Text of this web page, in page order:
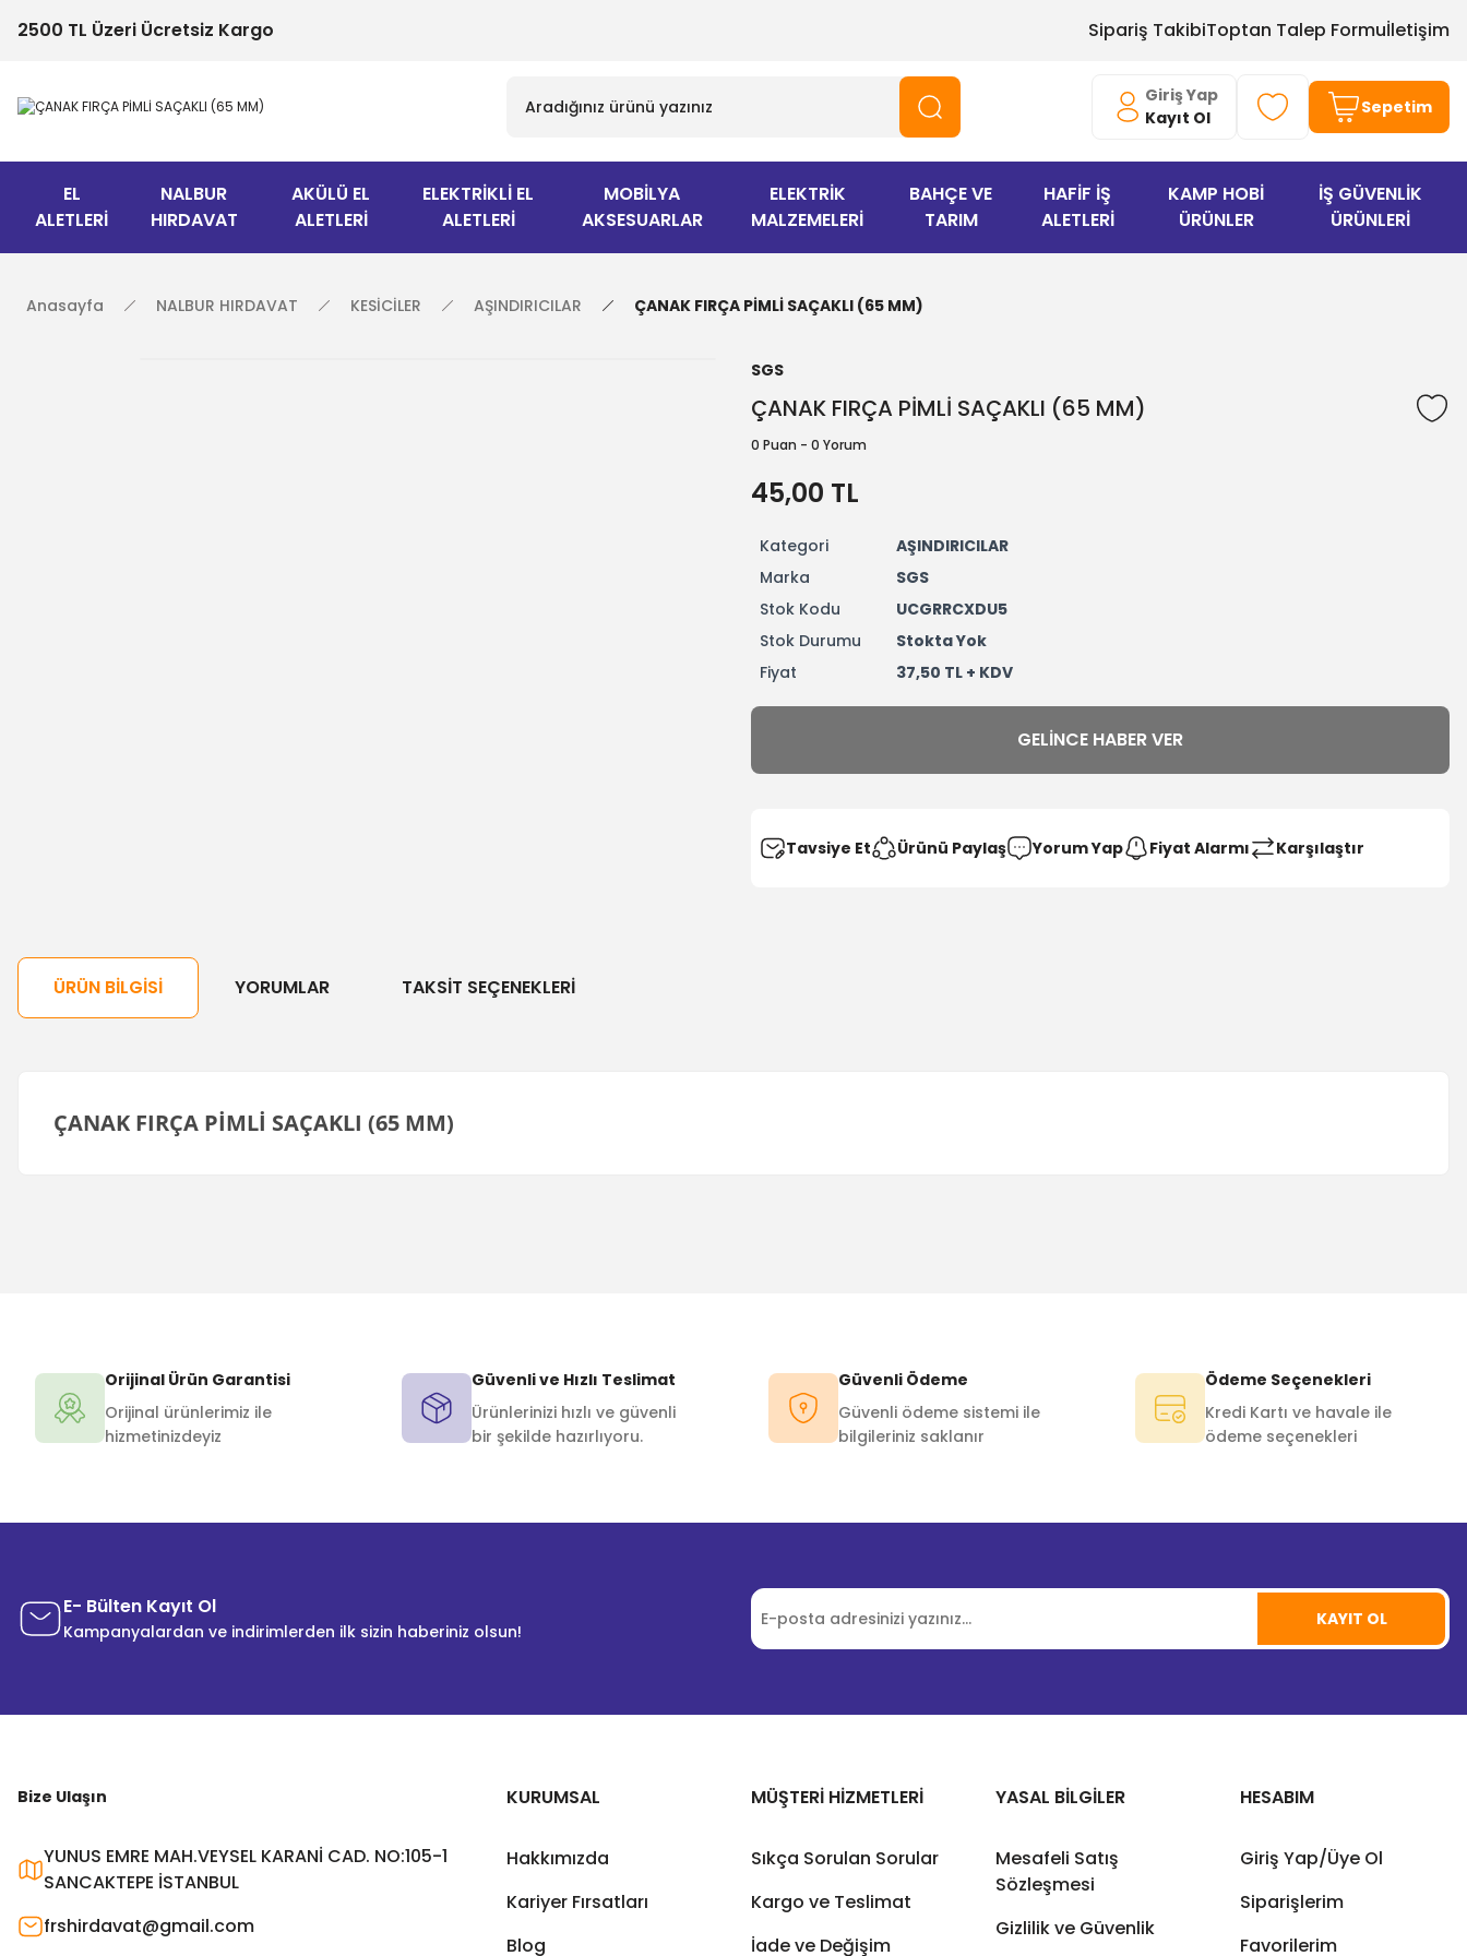
2500 TL Üzeri Ücretsiz Kargo Sipariş TakibiToptan Talep Formuİletişim
Giriş Yap
Kayıt Ol
Sepetim
EL
ALETLERİ
NALBUR
HIRDAVAT
AKÜLÜ EL
ALETLERİ
ELEKTRİKLİ EL
ALETLERİ
MOBİLYA
AKSESUARLAR
ELEKTRİK
MALZEMELERİ
BAHÇE VE
TARIM
HAFİF İŞ
ALETLERİ
KAMP HOBİ
ÜRÜNLER
İŞ GÜVENLİK
ÜRÜNLERİ
Anasayfa NALBUR HIRDAVAT KESİCİLER AŞINDIRICILAR ÇANAK FIRÇA PİMLİ SAÇAKLI (65 MM)
SGS
ÇANAK FIRÇA PİMLİ SAÇAKLI (65 MM)
0 Puan - 0 Yorum
45,00 TL
Kategori
AŞINDIRICILAR
Marka
SGS
Stok Kodu
UCGRRCXDU5
Stok Durumu
Stokta Yok
Fiyat
37,50 TL + KDV
GELINCE HABER VER
Tavsiye Et Ürünü Paylaş Yorum Yap Fiyat Alarmı Karşılaştır
ÜRÜN BILGISI YORUMLAR TAKSIT SEÇENEKLERI
ÇANAK FIRÇA PİMLİ SAÇAKLI (65 MM)
Yorum Yaz
Orijinal Ürün Garantisi
Orijinal ürünlerimiz ile
hizmetinizdeyiz
Güvenli ve Hızlı Teslimat
Ürünlerinizi hızlı ve güvenli
bir şekilde hazırlıyoru.
Güvenli Ödeme
Güvenli ödeme sistemi ile
bilgileriniz saklanır
Ödeme Seçenekleri
Kredi Kartı ve havale ile
ödeme seçenekleri
E- Bülten Kayıt Ol
Kampanyalardan ve indirimlerden ilk sizin haberiniz olsun!
KAYIT OL
Bize Ulaşın
YUNUS EMRE MAH.VEYSEL KARANİ CAD. NO:105-1
SANCAKTEPE İSTANBUL
frshirdavat@gmail.com
KURUMSAL
Hakkımızda
Kariyer Fırsatları
Blog
MÜŞTERİ HİZMETLERİ
Sıkça Sorulan Sorular
Kargo ve Teslimat
İade ve Değişim
YASAL BİLGİLER
Mesafeli Satış
Sözleşmesi
Gizlilik ve Güvenlik
HESABIM
Giriş Yap/Üye Ol
Siparişlerim
Favorilerim